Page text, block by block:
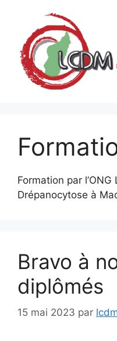
contenu
Formation par l’ONG
Drépanocytose à
Bravo à
diplômés
15 mai 2023 par